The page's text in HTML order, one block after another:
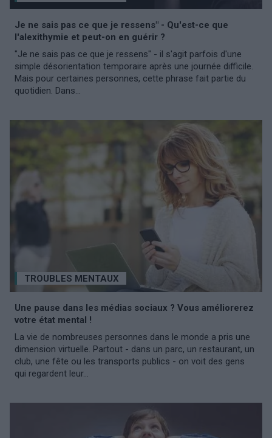
Je ne sais pas ce que je ressens" - Qu'est-ce que
l'alexithymie et peut-on en guérir ?
"Je ne sais pas ce que je ressens" - il s'agit parfois d'une
simple désorientation temporaire après une journée difficile.
Mais pour certaines personnes, cette phrase fait partie du
quotidien. Dans...
TROUBLES MENTAUX
Une pause dans les médias sociaux ? Vous améliorerez
votre état mental !
La vie de nombreuses personnes dans le monde a pris une
dimension virtuelle. Partout - dans un parc, un restaurant, un
club, une fête ou les transports publics - on voit des gens
qui regardent leur...